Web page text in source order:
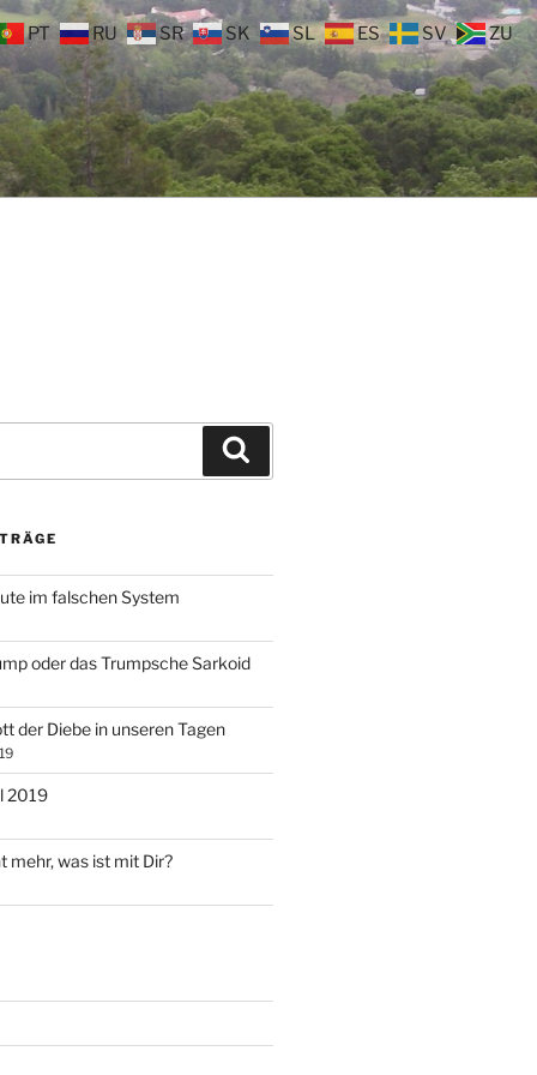
im falschen System
oder das Trumpsche Sarkoid
der Diebe in unseren Tagen
2019
mehr, was ist mit Dir?
PT RU SR SK SL ES SV ZU